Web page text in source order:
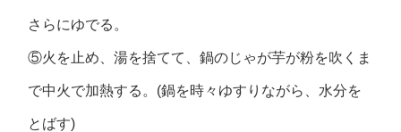
さらにゆでる。
⑤火を止め、湯を捨てて、鍋のじゃが芋が粉を吹くま
で中火で加熱する。(鍋を時々ゆすりながら、水分を
とばす)